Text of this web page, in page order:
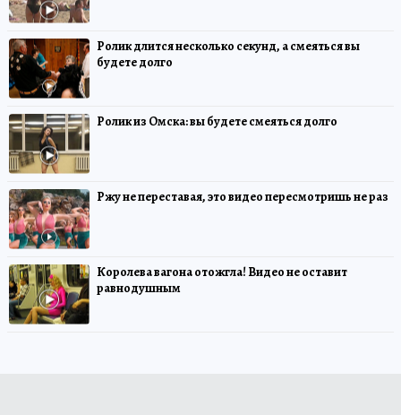
Ролик длится несколько секунд, а смеяться вы
будете долго
Ролик из Омска: вы будете смеяться долго
Ржу не переставая, это видео пересмотришь не раз
Королева вагона отожгла! Видео не оставит
равнодушным